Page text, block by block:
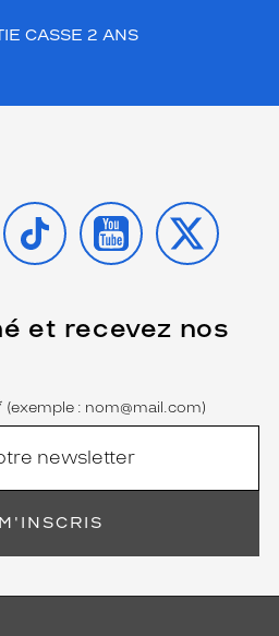
CASSE 2 ANS
TIKTOK YOUTUBE
X
et recevez nos
(exemple : nom@mail.com)